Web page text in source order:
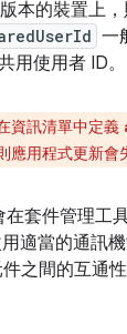
本的裝置上
一
用使用者 ID。
資訊清單中定義
應用程式更新會
在套件管理工
適當的通訊
之間的互通性